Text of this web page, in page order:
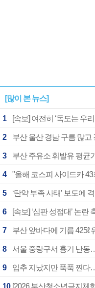
[많이 본 뉴스]
1
2
3 부산 주유소 휘발유 평균
4 "올해 코스피 사이드카
5
6
7 부산 앞바다에 기름 425ℓ
8 서울 중랑구서 흉기 난동
9 입추 지났지만 푹푹 찐다
10